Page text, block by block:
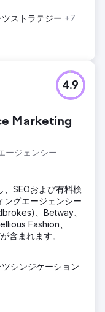
ストラテジー +7
Marketing
ージェンシー
4.9
SEOおよび有料検
ングエージェンシー
、Betway、
Fashion、
含まれます。
シンジケーション